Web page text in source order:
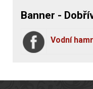
Banner -
Vodní